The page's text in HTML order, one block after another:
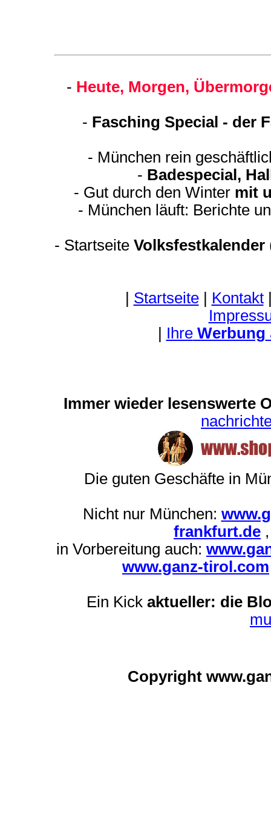
- Heute, Morgen,
- Fasching Special - der
- München rein
- Badespecial,
- Gut durch den Winter mit
- München läuft: Berichte
- Startseite Volksfestkalender
Startseite| Kontakt
IhreWerbung
Immer wieder lesenswerte
Die guten Geschäfte in
Nicht nur München:
frankfurt.de
in Vorbereitung auch:
www.ganz-tirol.com
Ein Kick aktueller: die
Copyright